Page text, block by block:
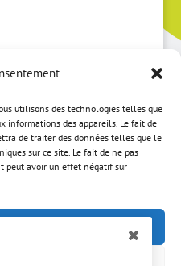
utilisons des technologies telles que
informations des appareils. Le fait de
de traiter des données telles que le
sur ce site. Le fait de ne pas
peut avoir un effet négatif sur